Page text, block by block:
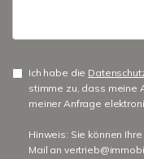
Ich habe die
stimme zu, dass meine
meiner Anfrage
Hinweis: Sie können
Mail an